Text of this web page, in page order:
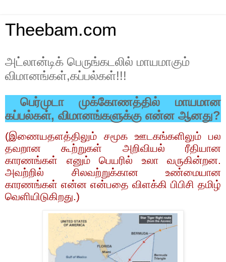
Theebam.com
அட்லான்டிக் பெருங்கடலில் மாயமாகும்
விமானங்கள்,கப்பல்கள்!!!
பெர்முடா முக்கோணத்தில் மாயமான
கப்பல்கள், விமானங்களுக்கு என்ன ஆனது?
(இணையதளத்திலும் சமூக ஊடகங்களிலும் பல
தவறான கூற்றுகள் அறிவியல் ரீதியான
காரணங்கள் எனும் பெயரில் உலா வருகின்றன.
அவற்றில் சிலவற்றுக்கான உண்மையான
காரணங்கள் என்ன என்பதை விளக்கி பிபிசி தமிழ்
வெளியிடுகிறது.)